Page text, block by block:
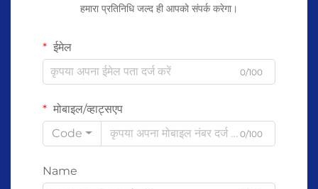
हमारा प्रतिनिधि जल्द ही आपको संपर्क करेगा।
ईमेल
0/100
मोबाइल/व्हाट्सएप
Code
0/100
Name